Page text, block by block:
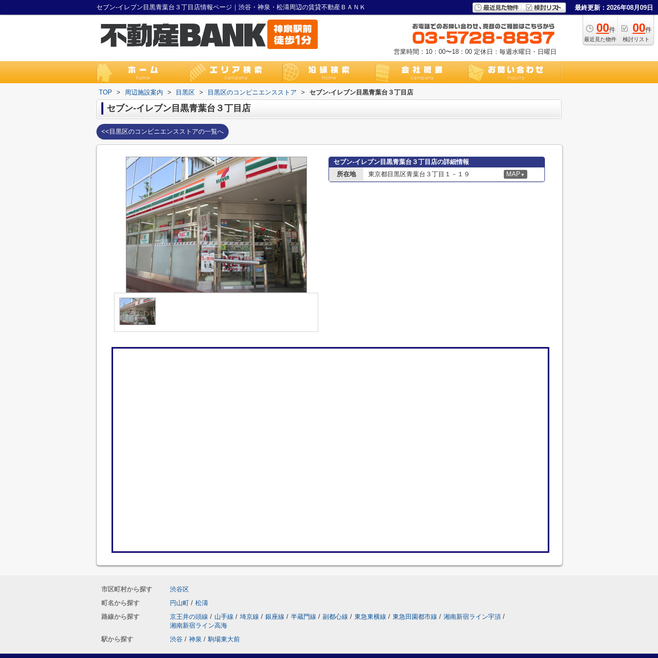
セブン-イレブン目黒青葉台３丁目店情報ページ｜渋谷・神泉・松濤周辺の賃貸不動産ＢＡＮＫ 最終更新：2026年08月09日
00件
最近見た物件
00件
検討リスト
営業時間：10：00〜18：00 定休日：毎週水曜日・日曜日
TOP > 周辺施設案内 > 目黒区 > 目黒区のコンビニエンスストア > セブン-イレブン目黒青葉台３丁目店
セブン-イレブン目黒青葉台３丁目店
<<目黒区のコンビニエンスストアの一覧へ
セブン-イレブン目黒青葉台３丁目店の詳細情報
所在地
東京都目黒区青葉台３丁目１－１９ MAP ▼
市区町村から探す
渋谷区
町名から探す
円山町 / 松濤
路線から探す
京王井の頭線 / 山手線 / 埼京線 / 銀座線 / 半蔵門線 / 副都心線 / 東急東横線 / 東急田園都市線 / 湘南新宿ライン宇須 /
湘南新宿ライン高海
駅から探す
渋谷 / 神泉 / 駒場東大前